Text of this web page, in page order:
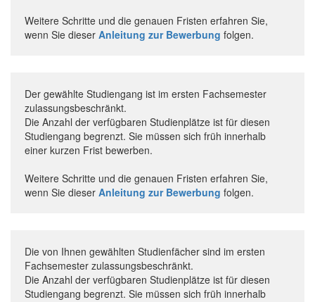
Weitere Schritte und die genauen Fristen erfahren Sie,
wenn Sie dieser Anleitung zur Bewerbung folgen.
Der gewählte Studiengang ist im ersten Fachsemester
zulassungsbeschränkt.
Die Anzahl der verfügbaren Studienplätze ist für diesen
Studiengang begrenzt. Sie müssen sich früh innerhalb
einer kurzen Frist bewerben.
Weitere Schritte und die genauen Fristen erfahren Sie,
wenn Sie dieser Anleitung zur Bewerbung folgen.
Die von Ihnen gewählten Studienfächer sind im ersten
Fachsemester zulassungsbeschränkt.
Die Anzahl der verfügbaren Studienplätze ist für diesen
Studiengang begrenzt. Sie müssen sich früh innerhalb